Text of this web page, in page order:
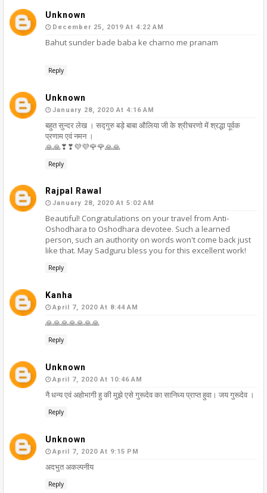
Unknown
December 25, 2019 At 4:22 AM
Bahut sunder bade baba ke charno me pranam
Reply
Unknown
January 28, 2020 At 4:16 AM
बहुत सुन्दर लेख । सद्गुरु बड़े बाबा औलिया जी के श्रीचरणो में श्रद्धा पूर्वक
प्रणाम एवं नमन ।
🙏🙏❣❣💜💜🌹🌹🙏🙏
Reply
Rajpal Rawal
January 28, 2020 At 5:02 AM
Beautiful! Congratulations on your travel from Anti-
Oshodhara to Oshodhara devotee. Such a learned
person, such an authority on words won't come back just
like that. May Sadguru bless you for this excellent work!
Reply
Kanha
April 7, 2020 At 8:44 AM
🙏🙏🙏🙏🙏🙏🙏
Reply
Unknown
April 7, 2020 At 10:46 AM
नै धन्य एवं अहोभागी हु की मुझे एसे गुरूदेव का सानिध्य प्राप्त हुवा। जय गुरूदेव ।
Reply
Unknown
April 7, 2020 At 9:15 PM
अदभुत अकल्पनीय
Reply